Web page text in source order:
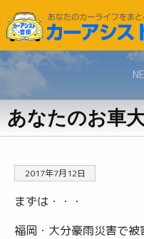
あなたのお車
2017年7月12日
まずは・・・
福岡・大分豪雨災害で